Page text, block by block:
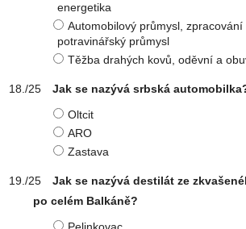
energetika
Automobilový průmysl, zpracování
potravinářský průmysl
Těžba drahých kovů, oděvní a
Jak se nazývá srbská
Oltcit
ARO
Zastava
Jak se nazývá destilát ze
po celém Balkáně?